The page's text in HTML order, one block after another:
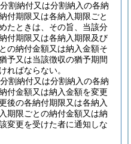
割納付又は分割納入の各納
付期限又は各納入期限ごと
たときは、その旨、当該分
付期限又は各納入期限及び
の納付金額又は納入金額そ
予又は当該徴収の猶予期間
ればならない。
割納付又は分割納入の各納
付金額又は納入金額を変更
後の各納付期限又は各納入
期限ごとの納付金額又は納
変更を受けた者に通知しな